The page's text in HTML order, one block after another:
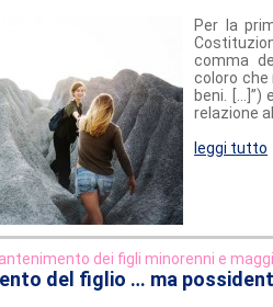
Per la
comma
coloro che
beni. […]”)
relazione
leggi tutto
dei figli minorenni e
del figlio … ma